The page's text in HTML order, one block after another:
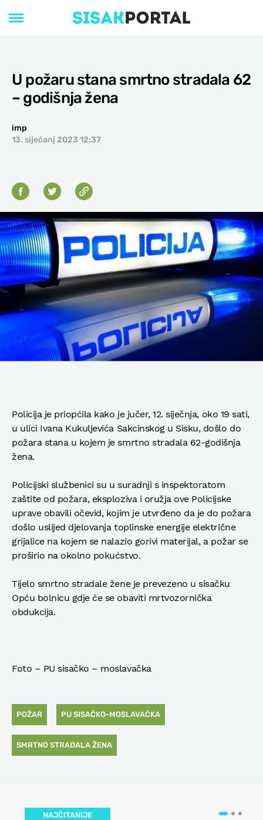
U požaru stana smrtno stradala 62
– godišnja žena
imp
13. siječanj 2023 12:37
Policija je priopćila kako je jučer, 12. siječnja, oko 19 sati,
u ulici Ivana Kukuljevića Sakcinskog u Sisku, došlo do
požara stana u kojem je smrtno stradala 62-godišnja
žena.
Policijski službenici su u suradnji s inspektoratom
zaštite od požara, eksploziva i oružja ove Policijske
uprave obavili očevid, kojim je utvrđeno da je do požara
došlo uslijed djelovanja toplinske energije električne
grijalice na kojem se nalazio gorivi materijal, a požar se
proširio na okolno pokućstvo.
Tijelo smrtno stradale žene je prevezeno u sisačku
Opću bolnicu gdje će se obaviti mrtvozornička
obdukcija.
Foto – PU sisačko – moslavačka
POŽAR PU SISAČKO-MOSLAVAČKA
SMRTNO STRADALA ŽENA
NAJČITANIJE